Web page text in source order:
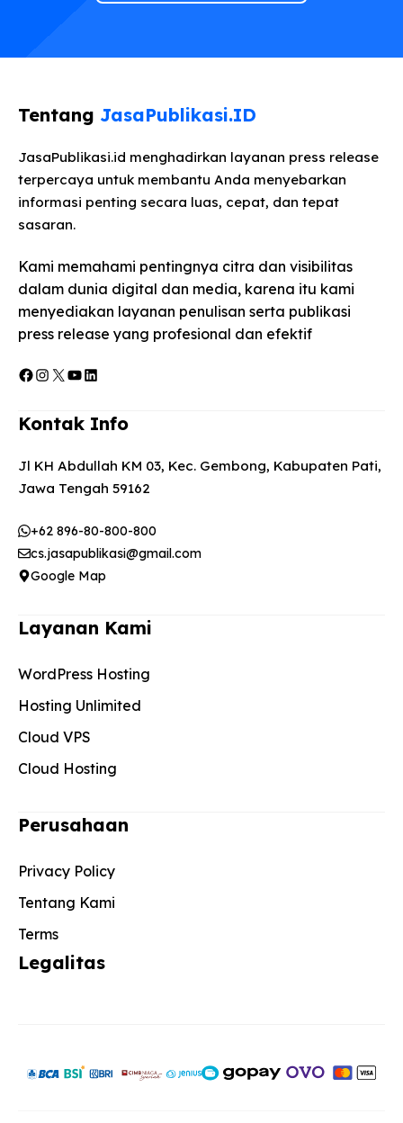
Tentang JasaPublikasi.ID
JasaPublikasi.id menghadirkan layanan press release
terpercaya untuk membantu Anda menyebarkan
informasi penting secara luas, cepat, dan tepat
sasaran.
Kami memahami pentingnya citra dan visibilitas
dalam dunia digital dan media, karena itu kami
menyediakan layanan penulisan serta publikasi
press release yang profesional dan efektif
Facebook
Instagram
X YouTube
LinkedIn
Kontak Info
Jl KH Abdullah KM 03, Kec. Gembong, Kabupaten Pati,
Jawa Tengah 59162
+62 896-80-800-800
cs.jasapublikasi@gmail.com
Google Map
Layanan Kami
WordPress Hosting
Hosting Unlimited
Cloud VPS
Cloud Hosting
Perusahaan
Privacy Policy
Tentang Kami
Terms
Legalitas